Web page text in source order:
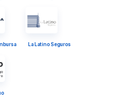
La Latino Seguros